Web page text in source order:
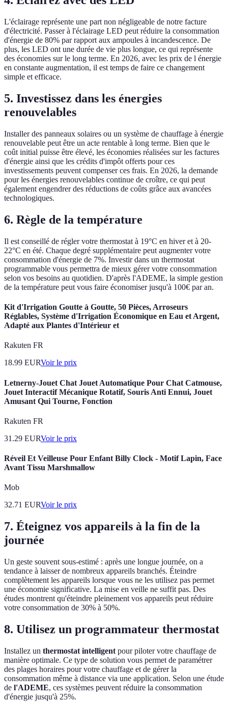
L'éclairage représente une part non négligeable de notre facture
d'électricité. Passer à l'éclairage LED peut réduire la consommation
d'énergie de 80% par rapport aux ampoules à incandescence. De
plus, les LED ont une durée de vie plus longue, ce qui représente
des économies sur le long terme. En 2026, avec les prix de l énergie
en constante augmentation, il est temps de faire ce changement
simple et efficace.
5. Investissez dans les énergies
renouvelables
Installer des panneaux solaires ou un système de chauffage à énergie
renouvelable peut être un acte rentable à long terme. Bien que le
coût initial puisse être élevé, les économies réalisées sur les factures
d'énergie ainsi que les crédits d'impôt offerts pour ces
investissements peuvent compenser ces frais. En 2026, la demande
pour les énergies renouvelables continue de croître, ce qui peut
également engendrer des réductions de coûts grâce aux avancées
technologiques.
6. Règle de la température
Il est conseillé de régler votre thermostat à 19°C en hiver et à 20-
22°C en été. Chaque degré supplémentaire peut augmenter votre
consommation d'énergie de 7%. Investir dans un thermostat
programmable vous permettra de mieux gérer votre consommation
selon vos besoins au quotidien. D'après l'ADEME, la simple gestion
de la température peut vous faire économiser jusqu'à 100€ par an.
Kit d'Irrigation Goutte à Goutte, 50 Pièces, Arroseurs
Réglables, Système d'Irrigation Économique en Eau et Argent,
Adapté aux Plantes d'Intérieur et
Rakuten FR
18.99 EURVoir le prix
Letnerny-Jouet Chat Jouet Automatique Pour Chat Catmouse,
Jouet Interactif Mécanique Rotatif, Souris Anti Ennui, Jouet
Amusant Qui Tourne, Fonction
Rakuten FR
31.29 EURVoir le prix
Réveil Et Veilleuse Pour Enfant Billy Clock - Motif Lapin, Face
Avant Tissu Marshmallow
Mob
32.71 EURVoir le prix
7. Éteignez vos appareils à la fin de la
journée
Un geste souvent sous-estimé : après une longue journée, on a
tendance à laisser de nombreux appareils branchés. Éteindre
complètement les appareils lorsque vous ne les utilisez pas permet
une économie significative. La mise en veille ne suffit pas. Des
études montrent qu'éteindre pleinement vos appareils peut réduire
votre consommation de 30% à 50%.
8. Utilisez un programmateur thermostat
Installez un thermostat intelligent pour piloter votre chauffage de
manière optimale. Ce type de solution vous permet de paramétrer
des plages horaires pour votre chauffage et de gérer la
consommation même à distance via une application. Selon une étude
de l'ADEME, ces systèmes peuvent réduire la consommation
d'énergie jusqu'à 25%.